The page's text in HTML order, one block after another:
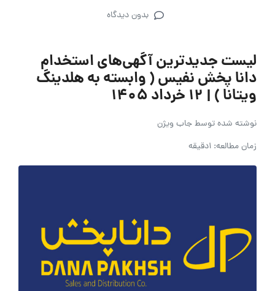
بدون دیدگاه
لیست جدیدترین آگهی‌های استخدام
دانا پخش نفیس ( وابسته به هلدینگ
ویتانا ) | ۱۲ خرداد ۱۴۰۵
نوشته شده توسطجاب ویژن
زمان مطالعه: 1دقیقه